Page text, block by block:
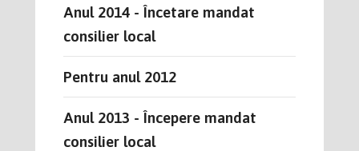
Anul 2014 - Încetare mandat
consilier local
Pentru anul 2012
Anul 2013 - Începere mandat
consilier local